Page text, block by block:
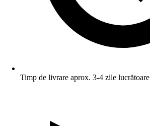
Timp de livrare aprox. 3-4 zile lucrătoare